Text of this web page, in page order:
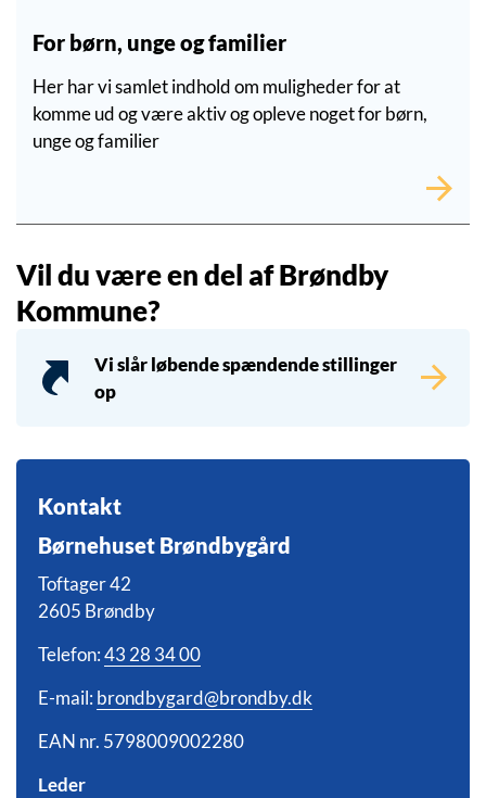
For børn, unge og familier
Her har vi samlet indhold om muligheder for at
komme ud og være aktiv og opleve noget for børn,
unge og familier
Vil du være en del af Brøndby
Kommune?
Vi slår løbende spændende stillinger
op
Kontakt
Børnehuset Brøndbygård
Toftager 42
2605 Brøndby
Telefon:43 28 34 00
E-mail: brondbygard@brondby.dk
EAN nr. 5798009002280
Leder